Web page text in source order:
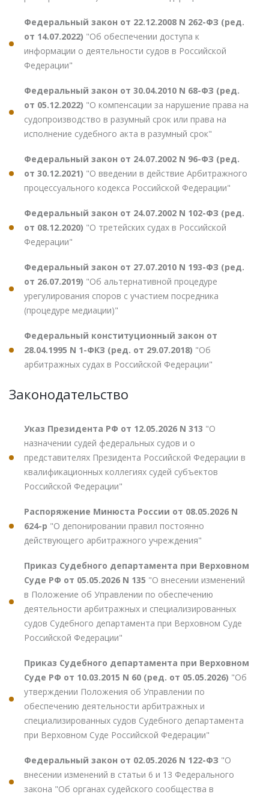
Федеральный закон от 22.12.2008 N 262-ФЗ (ред.
от 14.07.2022) "Об обеспечении доступа к
информации о деятельности судов в Российской
Федерации"
Федеральный закон от 30.04.2010 N 68-ФЗ (ред.
от 05.12.2022) "О компенсации за нарушение права на
судопроизводство в разумный срок или права на
исполнение судебного акта в разумный срок"
Федеральный закон от 24.07.2002 N 96-ФЗ (ред.
от 30.12.2021) "О введении в действие Арбитражного
процессуального кодекса Российской Федерации"
Федеральный закон от 24.07.2002 N 102-ФЗ (ред.
от 08.12.2020) "О третейских судах в Российской
Федерации"
Федеральный закон от 27.07.2010 N 193-ФЗ (ред.
от 26.07.2019) "Об альтернативной процедуре
урегулирования споров с участием посредника
(процедуре медиации)"
Федеральный конституционный закон от
28.04.1995 N 1-ФКЗ (ред. от 29.07.2018) "Об
арбитражных судах в Российской Федерации"
Законодательство
Указ Президента РФ от 12.05.2026 N 313 "О
назначении судей федеральных судов и о
представителях Президента Российской Федерации в
квалификационных коллегиях судей субъектов
Российской Федерации"
Распоряжение Минюста России от 08.05.2026 N
624-р "О депонировании правил постоянно
действующего арбитражного учреждения"
Приказ Судебного департамента при Верховном
Суде РФ от 05.05.2026 N 135 "О внесении изменений
в Положение об Управлении по обеспечению
деятельности арбитражных и специализированных
судов Судебного департамента при Верховном Суде
Российской Федерации"
Приказ Судебного департамента при Верховном
Суде РФ от 10.03.2015 N 60 (ред. от 05.05.2026) "Об
утверждении Положения об Управлении по
обеспечению деятельности арбитражных и
специализированных судов Судебного департамента
при Верховном Суде Российской Федерации"
Федеральный закон от 02.05.2026 N 122-ФЗ "О
внесении изменений в статьи 6 и 13 Федерального
закона "Об органах судейского сообщества в